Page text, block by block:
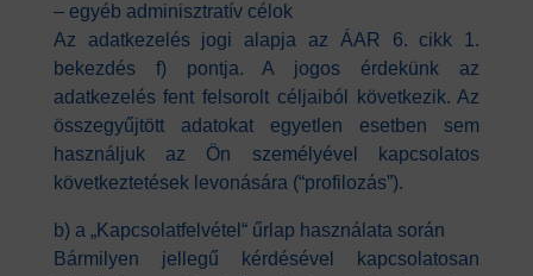
– egyéb adminisztratív célok
Az adatkezelés jogi alapja az ÁAR 6. cikk 1.
bekezdés f) pontja. A jogos érdekünk az
adatkezelés fent felsorolt céljaiból következik. Az
összegyűjtött adatokat egyetlen esetben sem
használjuk az Ön személyével kapcsolatos
következtetések levonására (“profilozás”).
b) a „Kapcsolatfelvétel“ űrlap használata során
Bármilyen jellegű kérdésével kapcsolatosan